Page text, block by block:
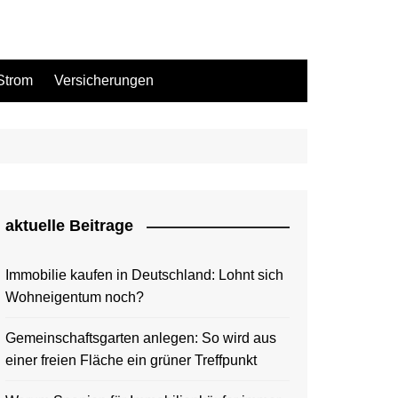
Versicherungen
aktuelle Beitrage
Immobilie kaufen in Deutschland: Lohnt sich
Wohneigentum noch?
Gemeinschaftsgarten anlegen: So wird aus
einer freien Fläche ein grüner Treffpunkt